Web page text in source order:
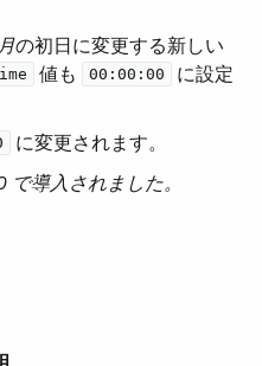
月​の初日に変更する新しい ​
​ 値も ​ 00:00:00
​ に設定
​ に変更されます。
導入されました。